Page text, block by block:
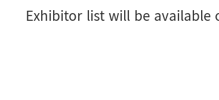
Exhibitor list will be available